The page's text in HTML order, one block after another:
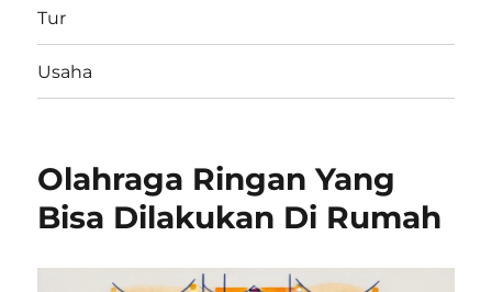
Tur
Usaha
Olahraga Ringan Yang
Bisa Dilakukan Di Rumah